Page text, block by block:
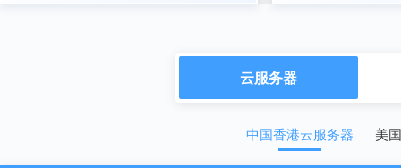
云服务器
中国香港云服务器 美